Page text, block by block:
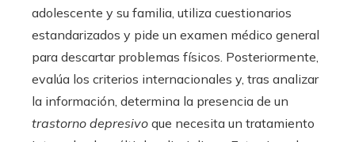
adolescente y su familia, utiliza cuestionarios
estandarizados y pide un examen médico general
para descartar problemas físicos. Posteriormente,
evalúa los criterios internacionales y, tras analizar
la información, determina la presencia de un
trastorno depresivo que necesita un tratamiento